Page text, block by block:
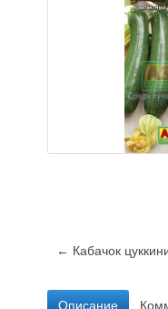
← Кабачок
Описание